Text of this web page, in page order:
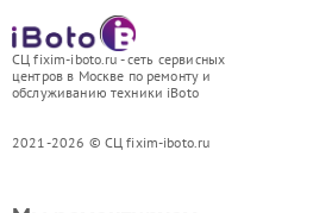
СЦ fixim-iboto.ru - сеть сервисных
центров в Москве по ремонту и
обслуживанию техники iBoto
2021-2026 © СЦ fixim-iboto.ru